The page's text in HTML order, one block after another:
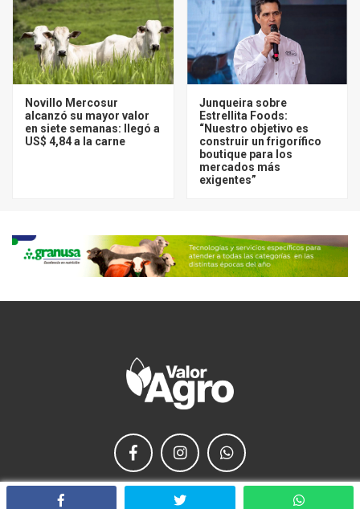
Novillo Mercosur
alcanzó su mayor valor
en siete semanas: llegó a
US$ 4,84 a la carne
Junqueira sobre
Estrellita Foods:
“Nuestro objetivo es
construir un frigorífico
boutique para los
mercados más
exigentes”